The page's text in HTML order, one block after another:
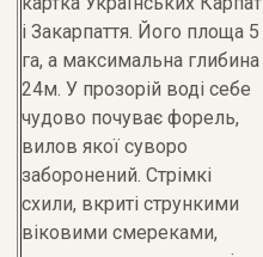
і Закарпаття. Його площа 5
га, а максимальна глибина
24м. У прозорій воді себе
чудово почуває форель,
вилов якої суворо
заборонений. Стрімкі
схили, вкриті стрункими
віковими смереками,